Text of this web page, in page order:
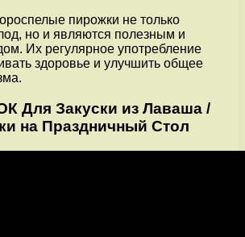
пирожки не только
но и являются полезным и
Их регулярное употребление
здоровье и улучшить общее
Для Закуски из Лаваша /
на Праздничный Стол